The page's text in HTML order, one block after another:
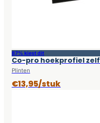
87% kiest dit
Co-pro hoekprofiel
Plinten
€13,95/stuk